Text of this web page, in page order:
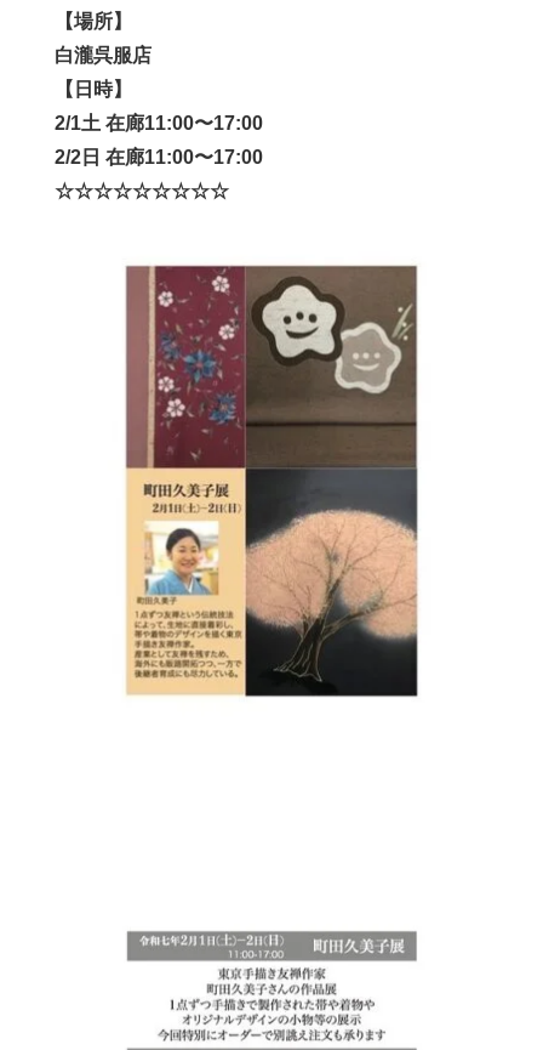
【場所】
白瀧呉服店
【日時】
2/1土 在廊11:00〜17:00
2/2日 在廊11:00〜17:00
☆☆☆☆☆☆☆☆☆